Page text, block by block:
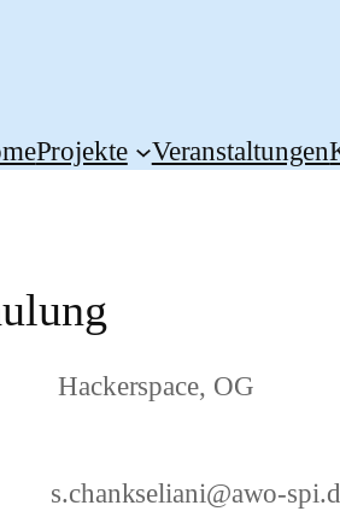
Projekte Veranstaltungen
Hackerspace,
s.chankseliani@awo-